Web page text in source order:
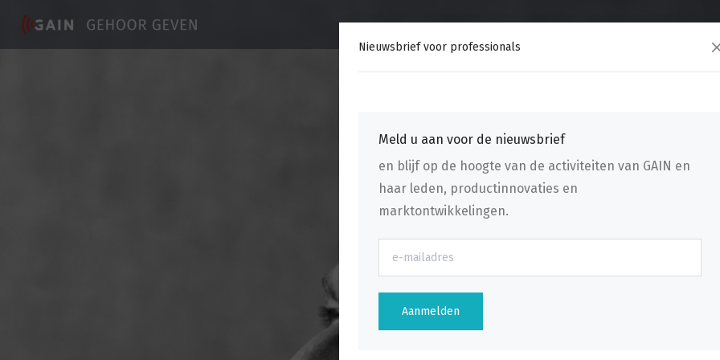
Nieuwsbrief voor professionals
Meld u aan voor de nieuwsbrief
en blijf op de hoogte van de activiteiten van GAIN en
haar leden, productinnovaties en
marktontwikkelingen.